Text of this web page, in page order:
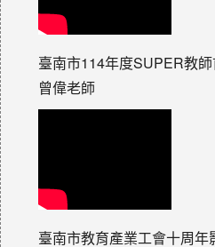
臺南市114年度SUPER教
曾偉老師
臺南市教育產業工會十周年